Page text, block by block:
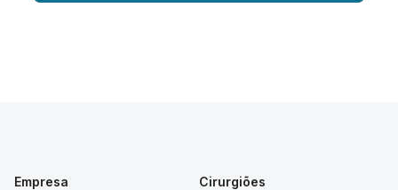
Empresa
Cirurgiões